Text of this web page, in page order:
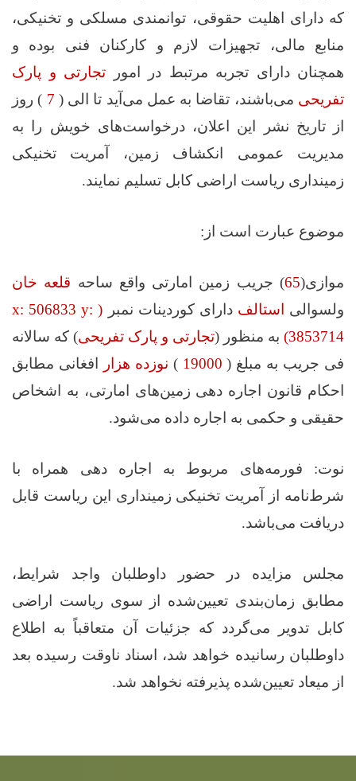
که دارای اهلیت حقوقی، توانمندی مسلکی و تخنیکی،
منابع مالی، تجهیزات لازم و کارکنان فنی بوده و
همچنان دارای تجربه مرتبط در امور تجارتی و پارک
تفریحی می‌باشند، تقاضا به عمل می‌آید تا الی ( 7 ) روز
از تاریخ نشر این اعلان، درخواست‌های خویش را به
مدیریت عمومی انکشاف زمین، آمریت تخنیکی
زمینداری ریاست اراضی کابل تسلیم نمایند.
موضوع عبارت است از:
موازی(65) جریب زمین امارتی واقع ساحه قلعه خان
ولسوالی استالفدارای کوردینات نمبر (
x: 506833 y:
3853714
) به منظور (تجارتی و پارک تفریحی) که سالانه
فی جریب به مبلغ ( 19000
) نوزده هزار افغانی مطابق
احکام قانون اجاره‌ دهی زمین‌های امارتی، به اشخاص
حقیقی و حکمی به اجاره داده می‌شود.
نوت: فورمه‌های مربوط به اجاره‌ دهی همراه با
شرط‌نامه از آمریت تخنیکی زمینداری این ریاست قابل
دریافت می‌باشد.
مجلس مزایده در حضور داوطلبان واجد شرایط،
مطابق زمان‌بندی تعیین‌شده از سوی ریاست اراضی
کابل تدویر می‌گردد که جزئیات آن متعاقباً به اطلاع
داوطلبان رسانیده خواهد شد، اسناد ناوقت رسیده بعد
از میعاد تعیین‌شده پذیرفته نخواهد شد.